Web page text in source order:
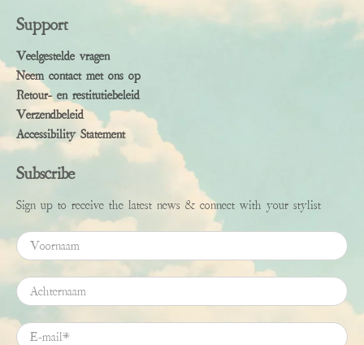
Support
Veelgestelde vragen
Neem contact met ons op
Retour- en restitutiebeleid
Verzendbeleid
Accessibility Statement
Subscribe
Sign up to receive the latest news & connect with your stylist
Voornaam
Achternaam
E-mail*